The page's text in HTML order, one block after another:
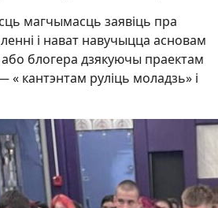
магчымасць заявіць пра
і нават навучыцца асновам
або блогера дзякуючы праектам
« кантэнтам руліць моладзь» і